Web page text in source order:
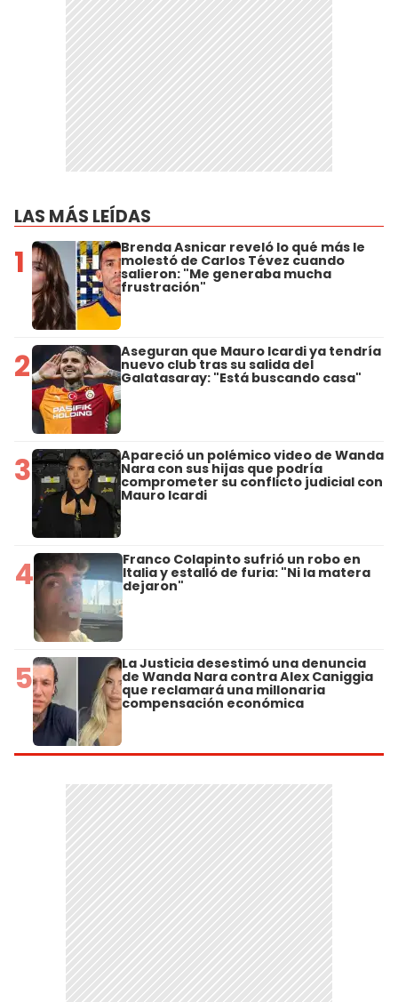
LAS MÁS LEÍDAS
1 Brenda Asnicar reveló lo qué más le
molestó de Carlos Tévez cuando
salieron: "Me generaba mucha
frustración"
2 Aseguran que Mauro Icardi ya tendría
nuevo club tras su salida del
Galatasaray: "Está buscando casa"
3 Apareció un polémico video de Wanda
Nara con sus hijas que podría
comprometer su conflicto judicial con
Mauro Icardi
4 Franco Colapinto sufrió un robo en
Italia y estalló de furia: "Ni la matera
dejaron"
5 La Justicia desestimó una denuncia
de Wanda Nara contra Alex Caniggia
que reclamará una millonaria
compensación económica